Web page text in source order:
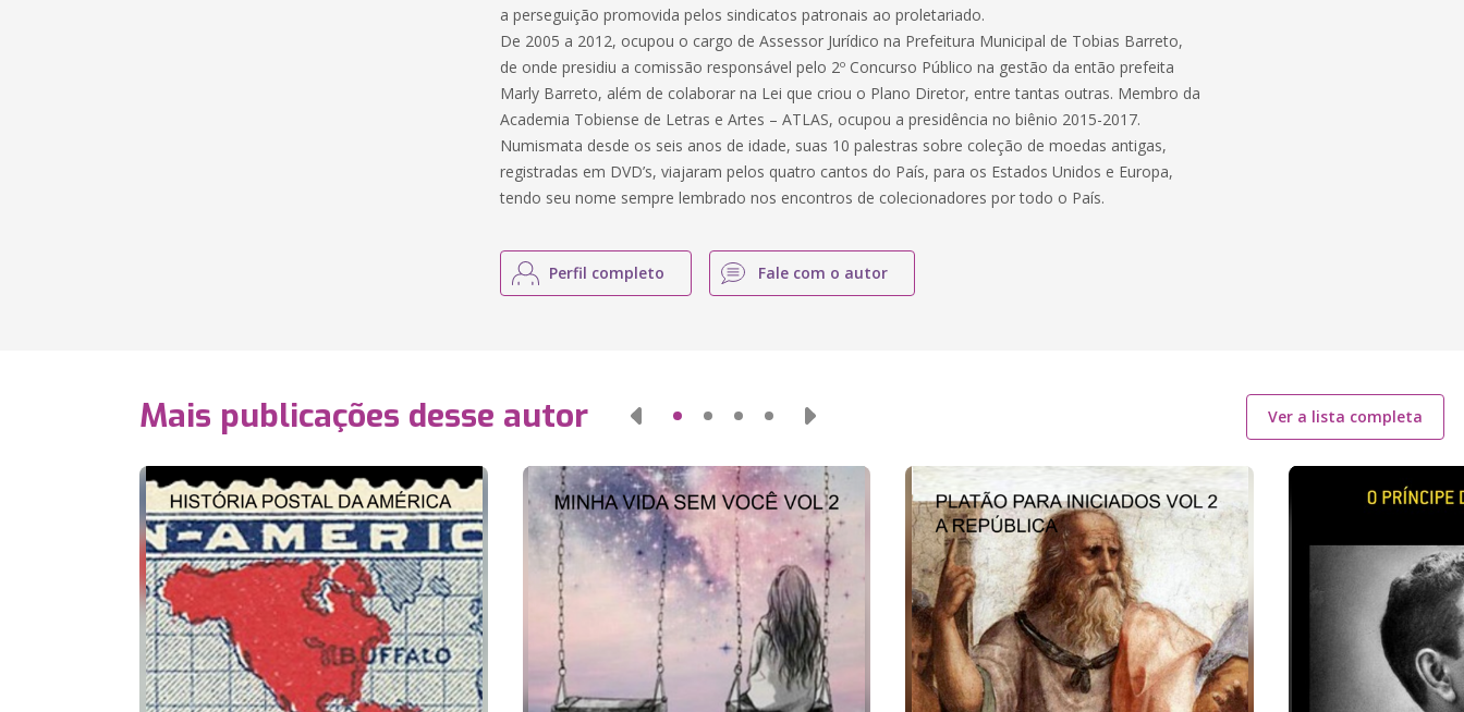
a perseguição promovida pelos sindicatos patronais ao proletariado.
De 2005 a 2012, ocupou o cargo de Assessor Jurídico na Prefeitura Municipal de Tobias Barreto,
de onde presidiu a comissão responsável pelo 2º Concurso Público na gestão da então prefeita
Marly Barreto, além de colaborar na Lei que criou o Plano Diretor, entre tantas outras. Membro da
Academia Tobiense de Letras e Artes – ATLAS, ocupou a presidência no biênio 2015-2017.
Numismata desde os seis anos de idade, suas 10 palestras sobre coleção de moedas antigas,
registradas em DVD’s, viajaram pelos quatro cantos do País, para os Estados Unidos e Europa,
tendo seu nome sempre lembrado nos encontros de colecionadores por todo o País.
Perfil completo Fale com o autor
Mais publicações desse autor Ver a lista completa